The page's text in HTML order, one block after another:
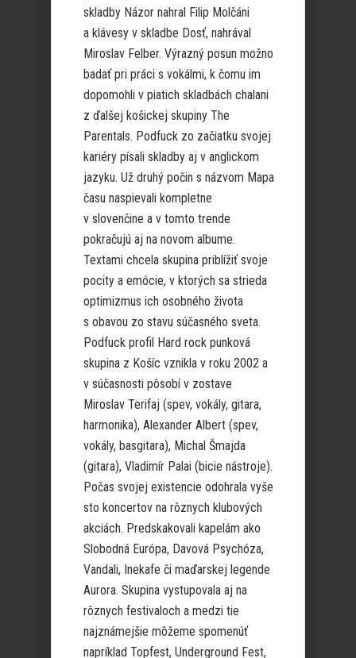
skladby Názor nahral Filip Molčáni
a klávesy v skladbe Dosť, nahrával
Miroslav Felber. Výrazný posun možno
badať pri práci s vokálmi, k čomu im
dopomohli v piatich skladbách chalani
z ďalšej košickej skupiny The
Parentals. Podfuck zo začiatku svojej
kariéry písali skladby aj v anglickom
jazyku. Už druhý počin s názvom Mapa
času naspievali kompletne
v slovenčine a v tomto trende
pokračujú aj na novom albume.
Textami chcela skupina priblížiť svoje
pocity a emócie, v ktorých sa strieda
optimizmus ich osobného života
s obavou zo stavu súčasného sveta.
Podfuck profil Hard rock punková
skupina z Košíc vznikla v roku 2002 a
v súčasnosti pôsobí v zostave
Miroslav Terifaj (spev, vokály, gitara,
harmonika), Alexander Albert (spev,
vokály, basgitara), Michal Šmajda
(gitara), Vladimír Palai (bicie nástroje).
Počas svojej existencie odohrala vyše
sto koncertov na rôznych klubových
akciách. Predskakovali kapelám ako
Slobodná Európa, Davová Psychóza,
Vandali, Inekafe či maďarskej legende
Aurora. Skupina vystupovala aj na
rôznych festivaloch a medzi tie
najznámejšie môžeme spomenúť
napríklad Topfest, Underground Fest,